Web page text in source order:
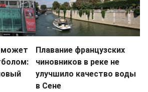
может
Плавание французских
чиновников в реке не
улучшило качество воды
в Сене